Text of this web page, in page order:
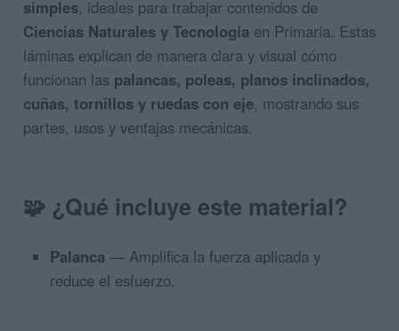
simples, ideales para trabajar contenidos de
Ciencias Naturales y Tecnología en Primaria. Estas
láminas explican de manera clara y visual cómo
funcionan las palancas, poleas, planos inclinados,
cuñas, tornillos y ruedas con eje, mostrando sus
partes, usos y ventajas mecánicas.
🧩 ¿Qué incluye este material?
Palanca — Amplifica la fuerza aplicada y
reduce el esfuerzo.